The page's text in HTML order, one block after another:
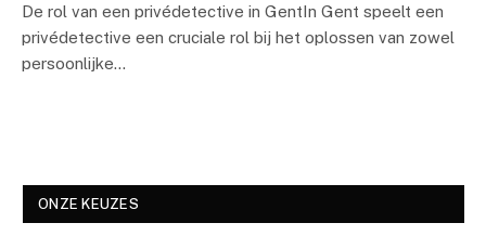
De rol van een privédetective in GentIn Gent speelt een
privédetective een cruciale rol bij het oplossen van zowel
persoonlijke…
ONZE KEUZES